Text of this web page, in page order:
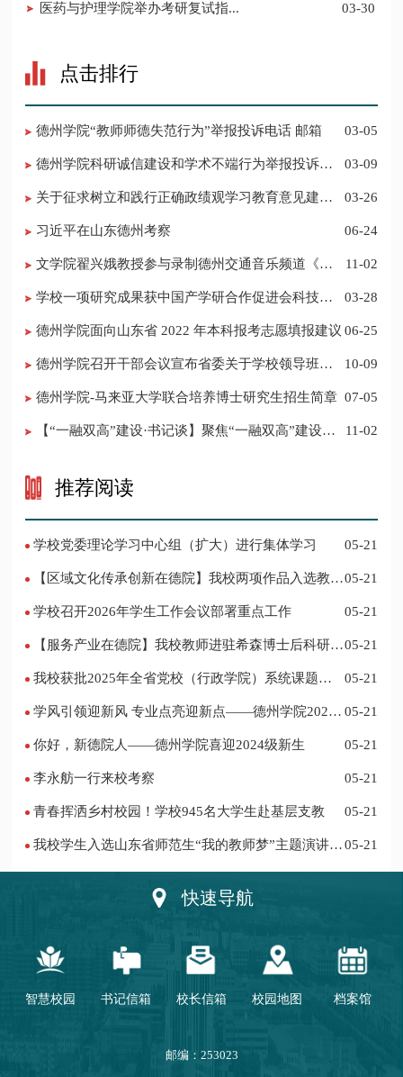
医药与护理学院举办考研复试指... 03-30
点击排行
德州学院“教师师德失范行为”举报投诉电话 邮箱 03-05
德州学院科研诚信建设和学术不端行为举报投诉电
03-09
03-26
习近平在山东德州考察 06-24
​文学院翟兴娥教授参与录制德州交通音乐频道《科
11-02
学校一项研究成果获中国产学研合作促进会科技创
03-28
德州学院面向山东省 2022 年本科报考志愿填报建议 06-25
​德州学院召开干部会议宣布省委关于学校领导班子
10-09
德州学院-马来亚大学联合培养博士研究生招生简章 07-05
11-02
推荐阅读
学校党委理论学习中心组（扩大）进行集体学习 05-21
05-21
学校召开2026年学生工作会议部署重点工作 05-21
05-21
我校获批2025年全省党校（行政学院）系统课题立
05-21
学风引领迎新风 专业点亮迎新点——德州学院2024
05-21
你好，新德院人——德州学院喜迎2024级新生 05-21
李永舫一行来校考察 05-21
青春挥洒乡村校园！学校945名大学生赴基层支教 05-21
我校学生入选山东省师范生“我的教师梦”主题演讲活
05-21
快速导航
智慧校园 书记信箱 校长信箱 校园地图 档案馆
邮编：253023